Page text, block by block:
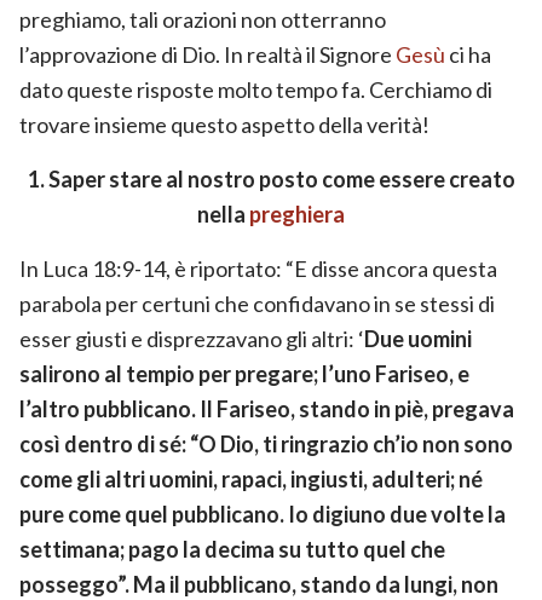
preghiamo, tali orazioni non otterranno
l’approvazione di Dio. In realtà il Signore Gesù ci ha
dato queste risposte molto tempo fa. Cerchiamo di
trovare insieme questo aspetto della verità!
1. Saper stare al nostro posto come essere creato
nella preghiera
In Luca 18:9-14, è riportato: “E disse ancora questa
parabola per certuni che confidavano in se stessi di
esser giusti e disprezzavano gli altri: ‘Due uomini
salirono al tempio per pregare; l’uno Fariseo, e
l’altro pubblicano. Il Fariseo, stando in piè, pregava
così dentro di sé: “O Dio, ti ringrazio ch’io non sono
come gli altri uomini, rapaci, ingiusti, adulteri; né
pure come quel pubblicano. Io digiuno due volte la
settimana; pago la decima su tutto quel che
posseggo”.Ma il pubblicano, stando da lungi, non